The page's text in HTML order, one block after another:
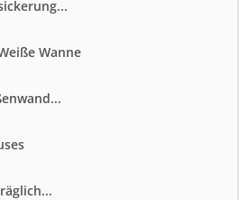
Wanne